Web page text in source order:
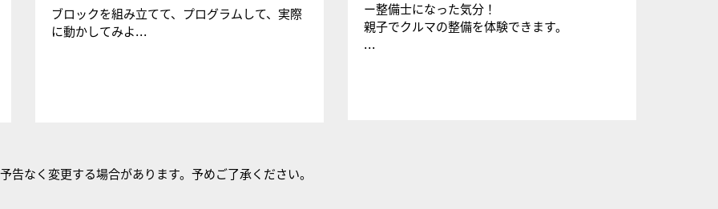
ブロックを組み立てて、プログラムして、実際
に動かしてみよ...
ー整備士になった気分！
親子でクルマの整備を体験できます。
...
なく変更する場合があります。予めご了承ください。